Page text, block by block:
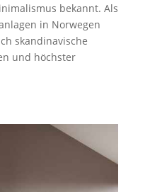
bekannt. Als
in Norwegen
skandinavische
und höchster